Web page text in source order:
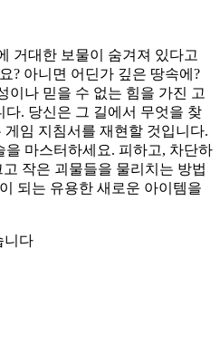
거대한 보물이 숨겨져 있다고
? 아니면 어딘가 깊은 땅속에?
이나 믿을 수 없는 힘을 가진 고
. 당신은 그 길에서 무엇을 찾
임 지침서를 재현할 것입니다.
마스터하세요. 피하고, 차단하
작은 괴물들을 물리치는 방법
되는 유용한 새로운 아이템을
니다